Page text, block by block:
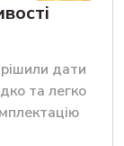
дати
та легко